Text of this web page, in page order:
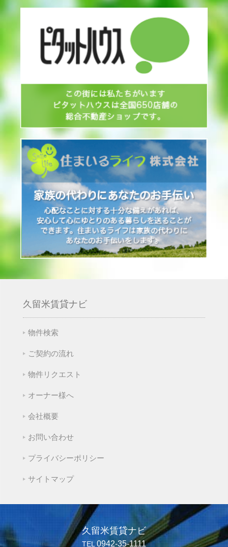
久留米賃貸ナビ
物件検索
ご契約の流れ
物件リクエスト
オーナー様へ
会社概要
お問い合わせ
プライバシーポリシー
サイトマップ
久留米賃貸ナビ
TEL 0942-35-1111